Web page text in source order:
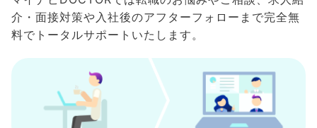
介・面接対策や入社後のアフターフォローまで完全無
料でトータルサポートいたします。